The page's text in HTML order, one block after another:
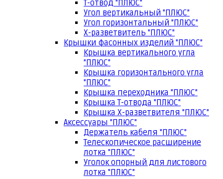
Т-отвод "ПЛЮС"
Угол вертикальный "ПЛЮС"
Угол горизонтальный "ПЛЮС"
Х-разветвитель "ПЛЮС"
Крышки фасонных изделий "ПЛЮС"
Крышка вертикального угла
"ПЛЮС"
Крышка горизонтального угла
"ПЛЮС"
Крышка переходника "ПЛЮС"
Крышка Т-отвода "ПЛЮС"
Крышка Х-разветвителя "ПЛЮС"
Аксессуары "ПЛЮС"
Держатель кабеля "ПЛЮС"
Телескопическое расширение
лотка "ПЛЮС"
Уголок опорный для листового
лотка "ПЛЮС"